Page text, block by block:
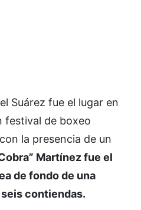
Suárez fue el lugar en
festival de boxeo
la presencia de un
Martínez fue el
de fondo de una
contiendas.